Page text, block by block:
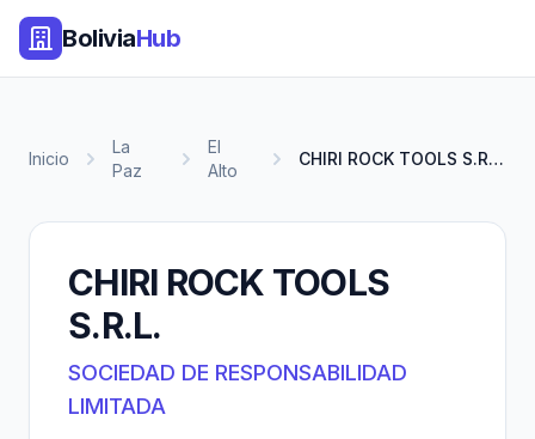
BoliviaHub
Inicio
La
Paz
El
Alto
CHIRI ROCK TOOLS S.R.L.
CHIRI ROCK TOOLS
S.R.L.
SOCIEDAD DE RESPONSABILIDAD
LIMITADA